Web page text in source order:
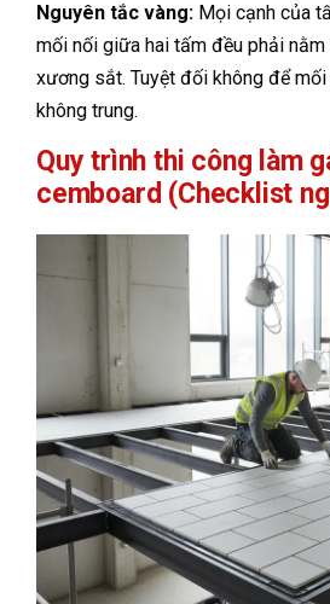
Nguyên tắc vàng: Mọi cạnh của
mối nối giữa hai tấm đều phải nằm
xương sắt. Tuyệt đối không để
không trung.
Quy trình thi công làm
cemboard (Checklist